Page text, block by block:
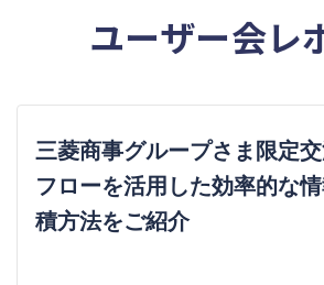
ユーザー会レ
三菱商事グループさま限定交
フローを活用した効率的な
積方法をご紹介